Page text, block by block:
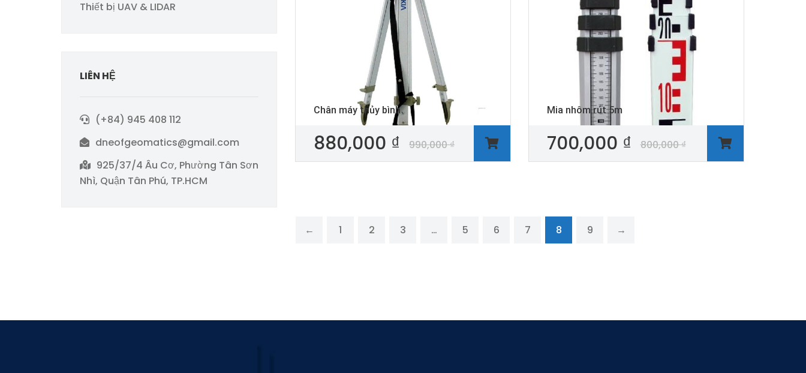
Thiết bị UAV & LIDAR
LIÊN HỆ
(+84) 945 408 112
dneofgeomatics@gmail.com
925/37/4 Âu Cơ, Phường Tân Sơn
Nhì, Quận Tân Phú, TP.HCM
Chân máy thủy bình
990,000₫
880,000 ₫
Mia nhôm rút 5m
800,000₫
700,000 ₫
← 1 2 3 … 5 6 7 8 9 →